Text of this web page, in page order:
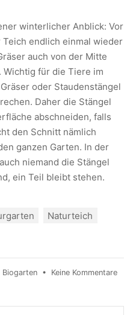
winterlicher Anblick: Vor
endlich einmal wieder
auch von der Mitte
für die Tiere im
oder Staudenstängel
Daher die Stängel
abschneiden, falls
den Schnitt nämlich
ganzen Garten. In der
niemand die Stängel
ein Teil bleibt stehen.
Naturteich
Biogarten • Keine Kommentare